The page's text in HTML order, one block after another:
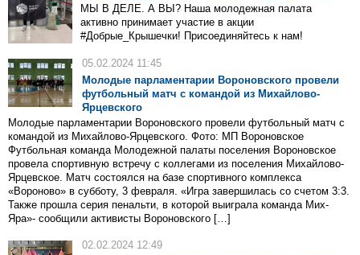
МЫ В ДЕЛЕ. А ВЫ? Наша молодежная палата
активно принимает участие в акции
#Добрые_Крышечки! Присоединяйтесь к нам!
05.02.2024 11:45
Молодые парламентарии Вороновского провели
футбольный матч с командой из Михайлово-
Ярцевского
Молодые парламентарии Вороновского провели футбольный матч с
командой из Михайлово-Ярцевского. Фото: МП Вороновское
Футбольная команда Молодежной палаты поселения Вороновское
провела спортивную встречу с коллегами из поселения Михайлово-
Ярцевское. Матч состоялся на базе спортивного комплекса
«Вороново» в субботу, 3 февраля. «Игра завершилась со счетом 3:3.
Также прошла серия пенальти, в которой выиграла команда Мих-
Яра»- сообщили активисты Вороновского […]
02.02.2024 12:49